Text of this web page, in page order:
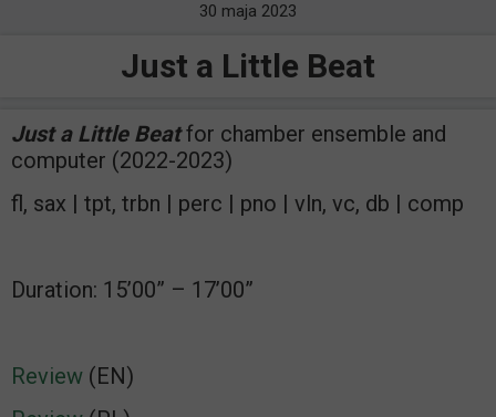
30 maja 2023
Just a Little Beat
Just a Little Beatfor chamber ensemble and
computer (2022-2023)
fl, sax | tpt, trbn | perc | pno | vln, vc, db | comp
Duration: 15’00” – 17’00”
Review (EN)